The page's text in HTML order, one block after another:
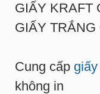
GIẤY KRAFT
GIẤY
Cung cấp
không in